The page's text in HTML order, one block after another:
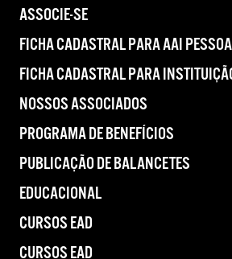
ASSOCIE-SE
FICHA CADASTRAL PARA AAI
FICHA CADASTRAL PARA
NOSSOS ASSOCIADOS
PROGRAMA DE BENEFÍCIOS
PUBLICAÇÃO DE BALANCETES
EDUCACIONAL
CURSOS EAD
CURSOS EAD